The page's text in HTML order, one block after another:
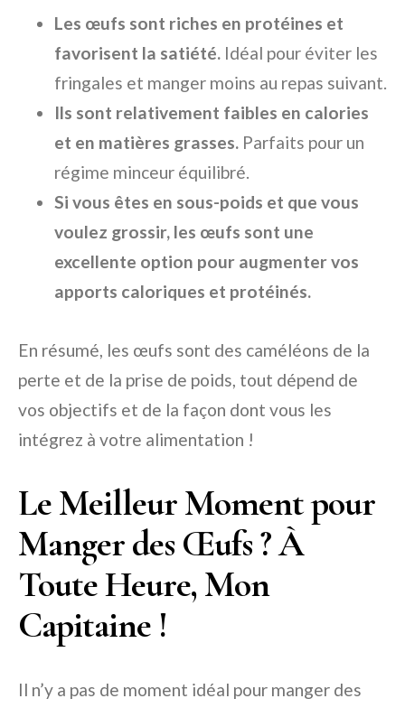
Les œufs sont riches en protéines et
favorisent la satiété. Idéal pour éviter les
fringales et manger moins au repas suivant.
Ils sont relativement faibles en calories
et en matières grasses. Parfaits pour un
régime minceur équilibré.
Si vous êtes en sous-poids et que vous
voulez grossir, les œufs sont une
excellente option pour augmenter vos
apports caloriques et protéinés.
En résumé, les œufs sont des caméléons de la
perte et de la prise de poids, tout dépend de
vos objectifs et de la façon dont vous les
intégrez à votre alimentation !
Le Meilleur Moment pour
Manger des Œufs ? À
Toute Heure, Mon
Capitaine !
Il n’y a pas de moment idéal pour manger des